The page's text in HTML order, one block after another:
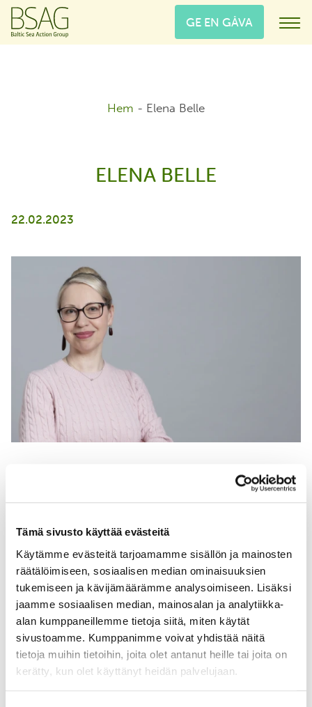
Tämä sivusto käyttää evästeitä
Käytämme evästeitä tarjoamamme sisällön ja mainosten
räätälöimiseen, sosiaalisen median ominaisuuksien
tukemiseen ja kävijämäärämme analysoimiseen. Lisäksi
jaamme sosiaalisen median, mainosalan ja analytiikka-
alan kumppaneillemme tietoja siitä, miten käytät
sivustoamme. Kumppanimme voivat yhdistää näitä
tietoja muihin tietoihin, joita olet antanut heille tai joita on
kerätty, kun olet käyttänyt heidän palvelujaan.
GE EN GÅVA
Hem - Elena Belle
ELENA BELLE
22.02.2023
KONTAKT
Elena Belle
Servicechef; Medelanskaffning
+358 40 775 0686
elena.belle@bsag.fi